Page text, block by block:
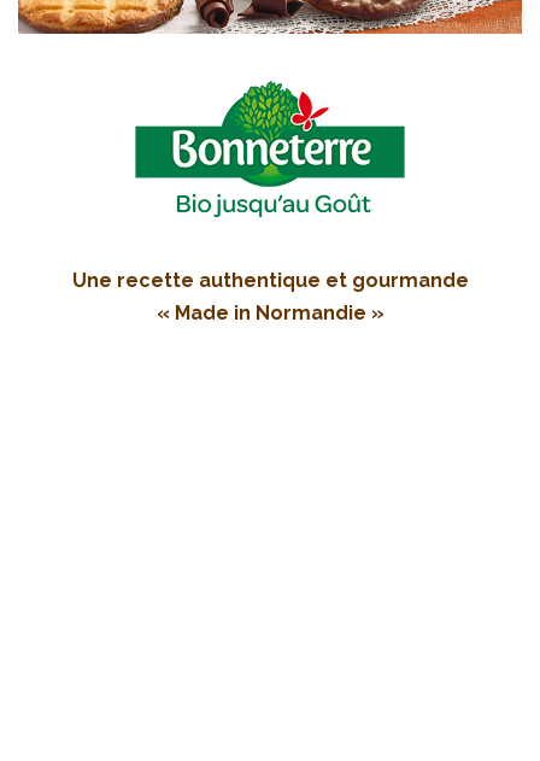
Une recette authentique et gourmande
« Made in Normandie »